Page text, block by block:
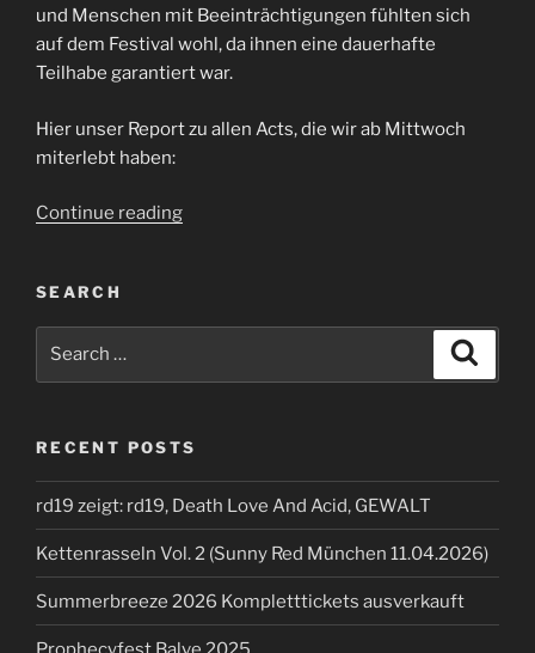
und Menschen mit Beeinträchtigungen fühlten sich
auf dem Festival wohl, da ihnen eine dauerhafte
Teilhabe garantiert war.
Hier unser Report zu allen Acts, die wir ab Mittwoch
miterlebt haben:
Continue reading“Summerbreeze
SEARCH
RECENT POSTS
rd19 zeigt: rd19, Death Love And Acid, GEWALT
Kettenrasseln Vol. 2 (Sunny Red München 11.04.2026)
Summerbreeze 2026 Kompletttickets ausverkauft